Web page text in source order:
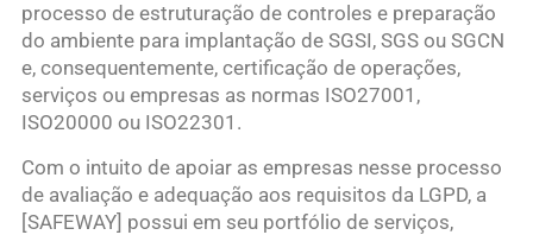
processo de estruturação de controles e preparação
do ambiente para implantação de SGSI, SGS ou SGCN
e, consequentemente, certificação de operações,
serviços ou empresas as normas ISO27001,
ISO20000 ou ISO22301.
Com o intuito de apoiar as empresas nesse processo
de avaliação e adequação aos requisitos da LGPD, a
[SAFEWAY] possui em seu portfólio de serviços,